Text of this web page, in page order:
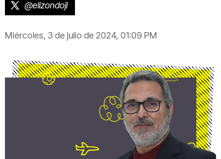
@elizondojl
Miércoles, 3 de julio de 2024, 01:09 PM